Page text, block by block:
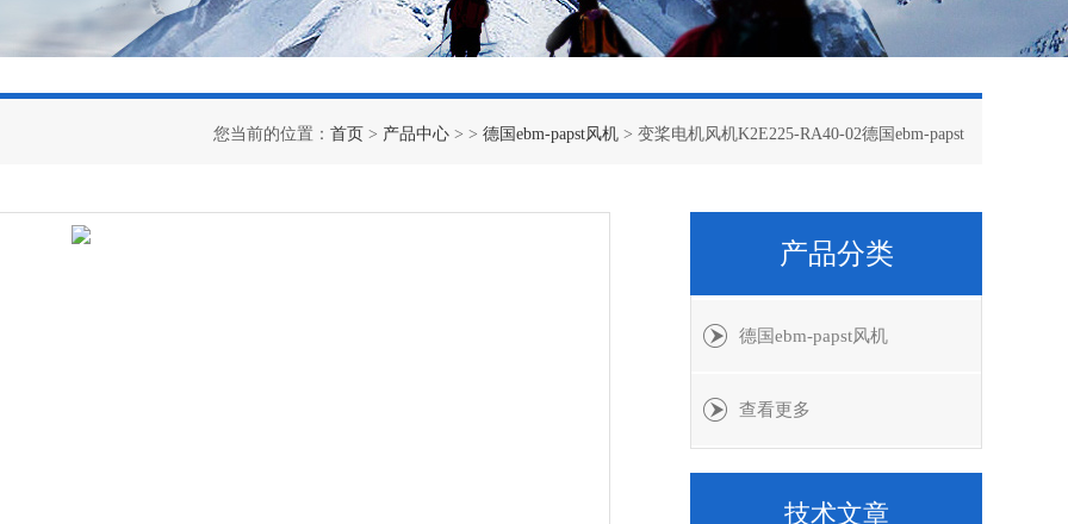
您当前的位置： 首页 > 产品中心 > > 德国ebm-papst风机 > 变桨电机风机K2E225-RA40-02德国ebm-papst
产品分类
德国ebm-papst风机
查看更多
技术文章